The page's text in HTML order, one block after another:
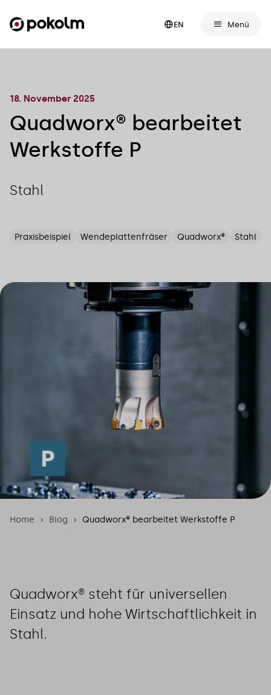
EN Menü
18. November 2025
Quadworx® bearbeitet
Werkstoffe P
Stahl
Praxisbeispiel Wendeplattenfräser Quadworx® Stahl
Home Blog Quadworx® bearbeitet Werkstoffe P
Quadworx® steht für universellen
Einsatz und hohe Wirtschaftlichkeit in
Stahl.